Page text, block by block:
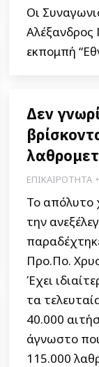
Οι
Αλέξανδρος
εκπομπή
Δεν
ΕΠΙΚΑΙΡΟΤΗΤΑ
Το απόλυτο
την
Προ.Πο.
Έχει
τα
40.000
άγνωστο
115.000